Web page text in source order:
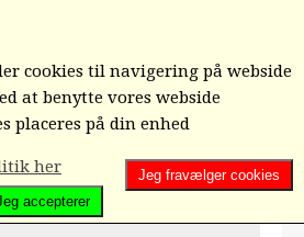
Ændring/Kontakt os
Finn Knudsen
cookies til navigering på webside
at benytte vores webside
placeres på din enhed
her
Jeg fravælger cookies
accepterer